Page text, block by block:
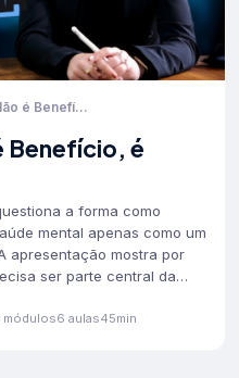
é Benefí...
Benefício, é
a forma como
mental apenas como um
apresentação mostra por
ser parte central da
práticos, a palestra
módulos6 aulas45min